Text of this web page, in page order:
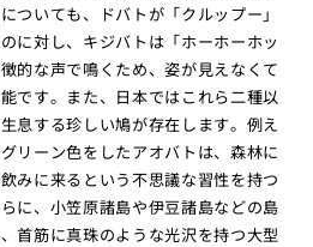
ついても、ドバトが「クルップー」
に対し、キジバトは「ホーホーホッ
的な声で鳴くため、姿が見えなくて
です。また、日本ではこれら二種以
息する珍しい鳩が存在します。例え
リーン色をしたアオバトは、森林に
みに来るという不思議な習性を持つ
に、小笠原諸島や伊豆諸島などの島
首筋に真珠のような光沢を持つ大型